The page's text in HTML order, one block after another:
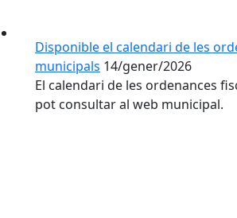
Disponible el calendari de les
municipals 14/gener/2026
El calendari de les ordenances
pot consultar al web municipal.